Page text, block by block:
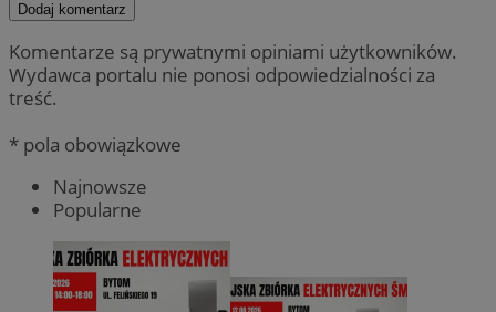
Dodaj komentarz
Komentarze są prywatnymi opiniami użytkowników.
Wydawca portalu nie ponosi odpowiedzialności za
treść.
* pola obowiązkowe
Najnowsze
Popularne